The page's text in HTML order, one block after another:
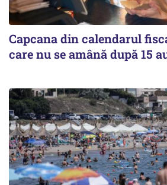
Capcana din calendarul
care nu se amână după 15